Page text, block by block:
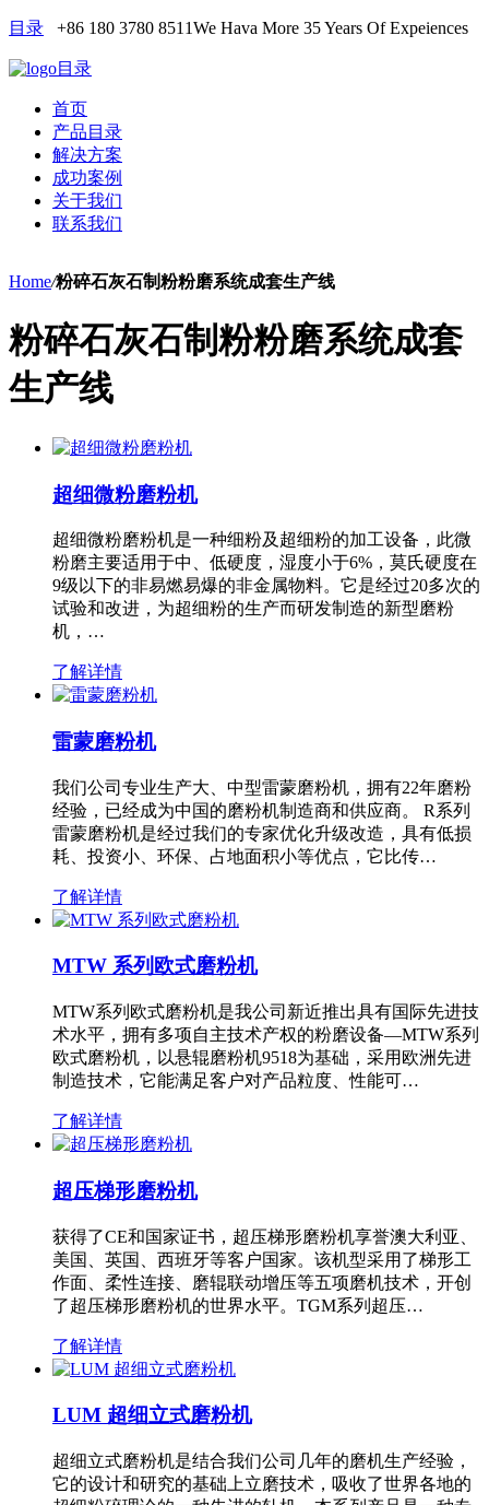
目录 +86 180 3780 8511We Hava More 35 Years Of Expeiences
目录
首页
产品目录
解决方案
成功案例
关于我们
联系我们
Home/粉碎石灰石制粉粉磨系统成套生产线
粉碎石灰石制粉粉磨系统成套
生产线
超细微粉磨粉机
超细微粉磨粉机是一种细粉及超细粉的加工设备，此微
粉磨主要适用于中、低硬度，湿度小于6%，莫氏硬度在
9级以下的非易燃易爆的非金属物料。它是经过20多次的
试验和改进，为超细粉的生产而研发制造的新型磨粉
机，…
了解详情
雷蒙磨粉机
我们公司专业生产大、中型雷蒙磨粉机，拥有22年磨粉
经验，已经成为中国的磨粉机制造商和供应商。 R系列
雷蒙磨粉机是经过我们的专家优化升级改造，具有低损
耗、投资小、环保、占地面积小等优点，它比传…
了解详情
MTW 系列欧式磨粉机
MTW系列欧式磨粉机是我公司新近推出具有国际先进技
术水平，拥有多项自主技术产权的粉磨设备—MTW系列
欧式磨粉机，以悬辊磨粉机9518为基础，采用欧洲先进
制造技术，它能满足客户对产品粒度、性能可…
了解详情
超压梯形磨粉机
获得了CE和国家证书，超压梯形磨粉机享誉澳大利亚、
美国、英国、西班牙等客户国家。该机型采用了梯形工
作面、柔性连接、磨辊联动增压等五项磨机技术，开创
了超压梯形磨粉机的世界水平。TGM系列超压…
了解详情
LUM 超细立式磨粉机
超细立式磨粉机是结合我们公司几年的磨机生产经验，
它的设计和研究的基础上立磨技术，吸收了世界各地的